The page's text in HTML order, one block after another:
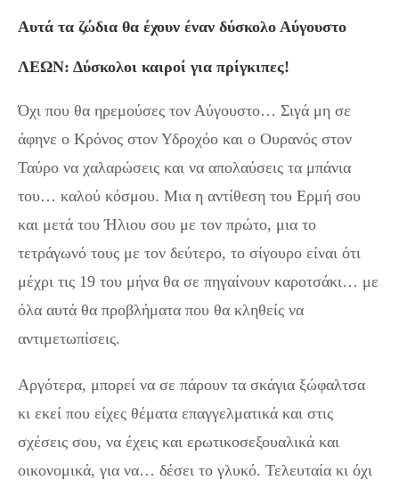
Αυτά τα ζώδια θα έχουν έναν δύσκολο Αύγουστο
ΛΕΩΝ: Δύσκολοι καιροί για πρίγκιπες!
Όχι που θα ηρεμούσες τον Αύγουστο… Σιγά μη σε
άφηνε ο Κρόνος στον Υδροχόο και ο Ουρανός στον
Ταύρο να χαλαρώσεις και να απολαύσεις τα μπάνια
του… καλού κόσμου. Μια η αντίθεση του Ερμή σου
και μετά του Ήλιου σου με τον πρώτο, μια το
τετράγωνό τους με τον δεύτερο, το σίγουρο είναι ότι
μέχρι τις 19 του μήνα θα σε πηγαίνουν καροτσάκι… με
όλα αυτά θα προβλήματα που θα κληθείς να
αντιμετωπίσεις.
Αργότερα, μπορεί να σε πάρουν τα σκάγια ξώφαλτσα
κι εκεί που είχες θέματα επαγγελματικά και στις
σχέσεις σου, να έχεις και ερωτικοσεξουαλικά και
οικονομικά, για να… δέσει το γλυκό. Τελευταία κι όχι